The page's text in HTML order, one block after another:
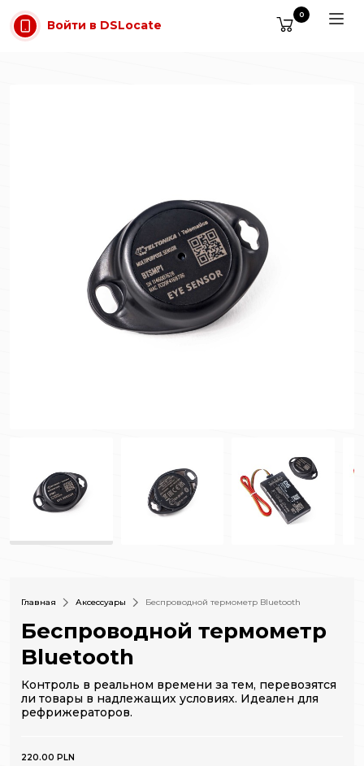
Перейти к содержимому
Войти в DSLocate
0
Главная Аксессуары Беспроводной термометр Bluetooth
Беспроводной термометр
Bluetooth
Контроль в реальном времени за тем, перевозятся
ли товары в надлежащих условиях. Идеален для
рефрижераторов.
220.00 PLN